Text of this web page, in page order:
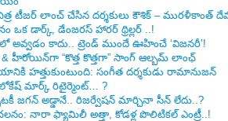
టీజర్ లాంచ్ చేసిన‌ దర్శకులు కౌశిక్ – మురళీకాంత్
ఒక డార్క్, డేంజరస్ హారర్ థ్రిల్లర్ ..!
అవ్వడం కాదు.. ట్రెండ్‌ ముందే ఊహించే ‘విజనరీ’!
& హీరోయిన్‌గా “కొత్త కొత్తగా” సాంగ్ ఆల్బమ్ లాంఛ్
హత్తుకుంటుంది: సంగీత దర్శకుడు రామానుజన్
మార్క్ రిటైర్మెంట్‌… ?
జ‌గ‌న్ అడ్డానే.. రిజ‌ర్వేష‌న్ మార్చినా సీన్ లేదు..?
నారా ఫ్యామిలీ అత్తా, కోడ‌ళ్ల పొలిటికల్ ఎంట్రీ..!